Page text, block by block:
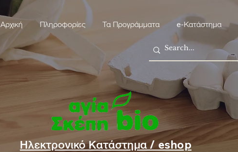
Αρχική Πληροφορίες Τα Προγράμματα e-Κατάστημα
Ηλεκτρονικό Κατάστημα / eshop